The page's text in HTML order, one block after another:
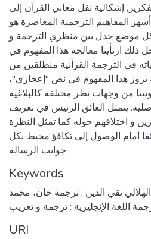
إشكالية نقل معاني القرآن إلى
المفاهيم الترجمية المعاصرة هو
موضع جدل بين منظري الترجمة و
ذلك ارتأينا معالجة هذا المفهوم في
في الترجمة القرآنية منطلقين من
بروز هذا المفهوم في نص "إعجازي"،
من وجهات نظر مختلفة كالبلاغية
يتمثل العائق الرئيس في تعريف
و اختلافهم حوله كما تمثل النظرة
أمام الوصول إلى تكافؤ محيط بكل
جوانب الرسالة.
Keywords
تقي الدين : ترجمة خان، محمد
اللغة الإنجليزية : ترجمة و تعريب
URI